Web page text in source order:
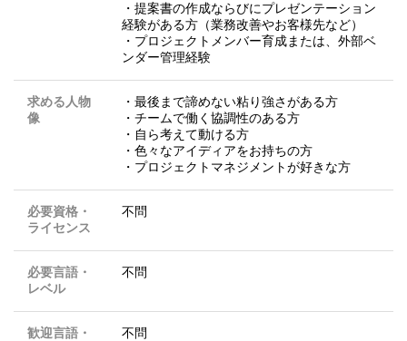
・提案書の作成ならびにプレゼンテーション
経験がある方（業務改善やお客様先など）
・プロジェクトメンバー育成または、外部ベ
ンダー管理経験
求める人物
像
・最後まで諦めない粘り強さがある方
・チームで働く協調性のある方
・自ら考えて動ける方
・色々なアイディアをお持ちの方
・プロジェクトマネジメントが好きな方
必要資格・
ライセンス
不問
必要言語・
レベル
不問
歓迎言語・
不問